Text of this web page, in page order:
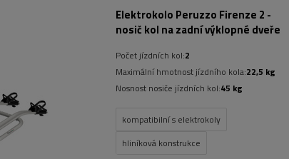
Elektrokolo Peruzzo Firenze 2 -
nosič kol na zadní výklopné dveře
Počet jízdních kol:2
Maximální hmotnost jízdního kola:22,5 kg
Nosnost nosiče jízdních kol:45 kg
kompatibilní s elektrokoly
hliníková konstrukce